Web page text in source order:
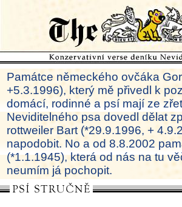
Památce německého ovčáka
+5.3.1996), který mě přivedl k
domácí, rodinné a psí mají ze
Neviditelného psa dovedl dělat
rottweiler Bart (*29.9.1996, +
napodobit. No a od 8.8.2002
(*1.1.1945), která od nás na tu
neumím já pochopit.